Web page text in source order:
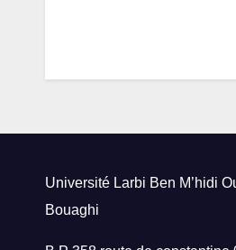
Université Larbi Ben M’hidi
Bouaghi